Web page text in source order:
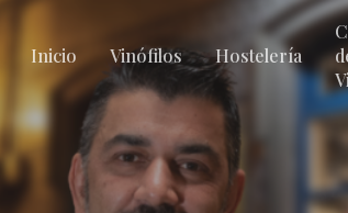
Inicio Vinófilos Hostelería